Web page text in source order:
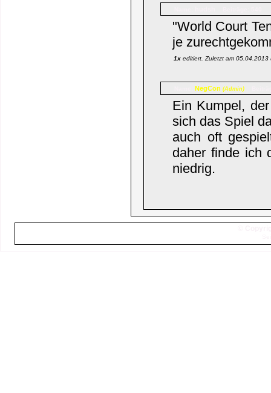
"World Court
je
1x editiert. Zuletzt am 05.04.2013
NegCon (Admin)
Ein Kumpel,
sich das Spiel
auch oft
daher finde ich
niedrig.